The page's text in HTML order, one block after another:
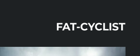
FAT-CYCLIST